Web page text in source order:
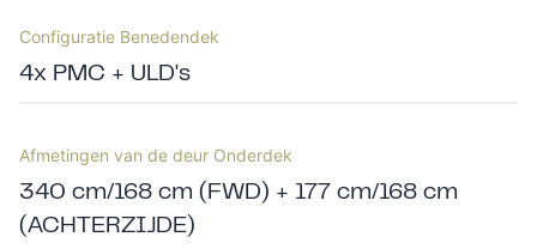
Configuratie Benedendek
4x PMC + ULD's
Afmetingen van de deur Onderdek
340 cm/168 cm (FWD) + 177 cm/168 cm
(ACHTERZIJDE)